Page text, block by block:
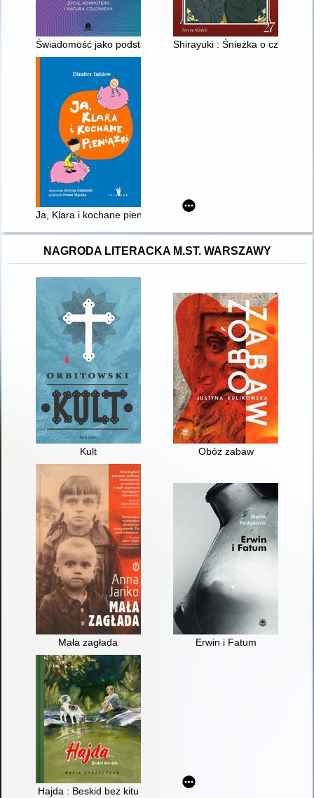
Świadomość jako podstawa istnienia : życie, komputery i
Shirayuki : Śnieżka o
Ja, Klara i kochane pieniążki
NAGRODA LITERACKA M.ST. WARSZAWY
Kult Obóz zabaw
Mała zagłada Erwin i Fatum
Hajda : Beskid bez kitu